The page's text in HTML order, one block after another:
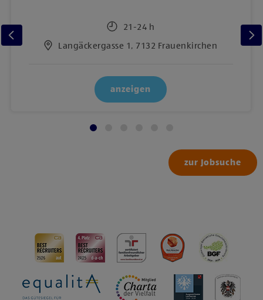
21-24 h
Langäckergasse 1, 7132 Frauenkirchen
anzeigen
zur Jobsuche